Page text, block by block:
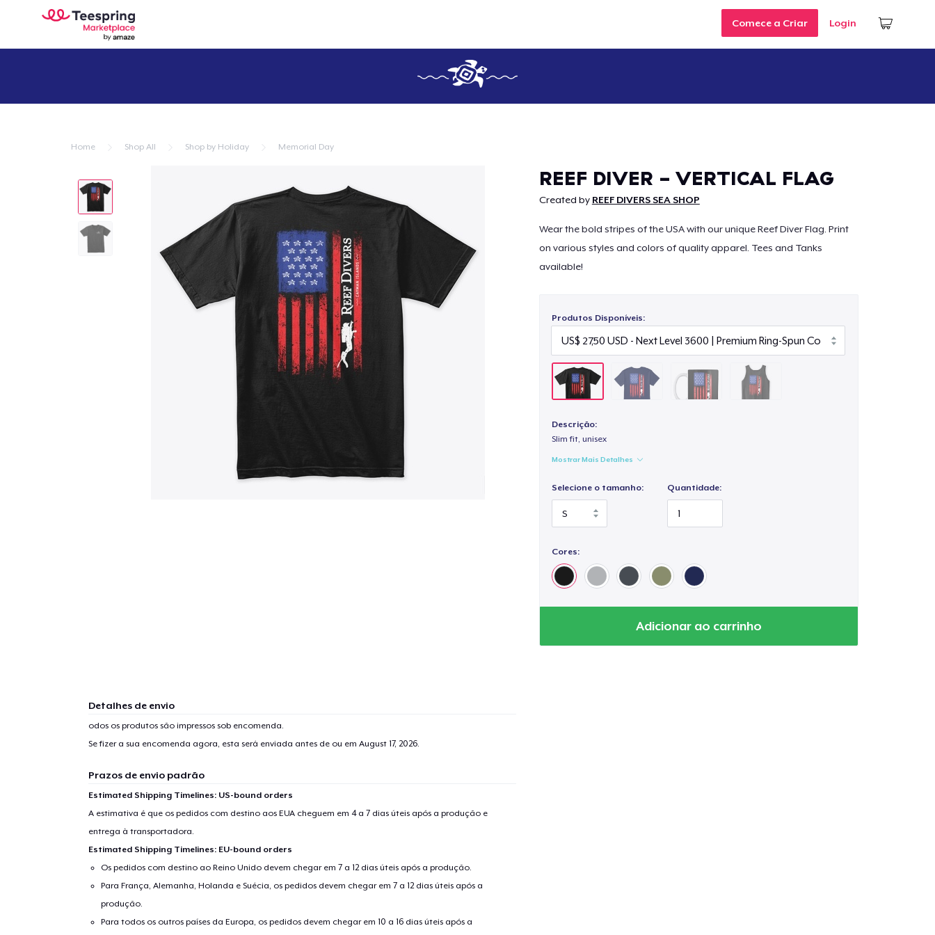
Comece a Criar Login
Home Shop All Shop by Holiday Memorial Day
REEF DIVER - VERTICAL FLAG
Created by REEF DIVERS SEA SHOP
Wear the bold stripes of the USA with our unique Reef Diver Flag. Print
on various styles and colors of quality apparel. Tees and Tanks
available!
Produtos Disponíveis:
Descrição:
Slim fit, unisex
Mostrar Mais Detalhes
Selecione o tamanho: Quantidade:
Cores:
Adicionar ao carrinho
Detalhes de envio
odos os produtos são impressos sob encomenda.
Se fizer a sua encomenda agora, esta será enviada antes de ou em August 17, 2026.
Prazos de envio padrão
Estimated Shipping Timelines: US-bound orders
A estimativa é que os pedidos com destino aos EUA cheguem em 4 a 7 dias úteis após a produção e
entrega à transportadora.
Estimated Shipping Timelines: EU-bound orders
Os pedidos com destino ao Reino Unido devem chegar em 7 a 12 dias úteis após a produção.
Para França, Alemanha, Holanda e Suécia, os pedidos devem chegar em 7 a 12 dias úteis após a
produção.
Para todos os outros países da Europa, os pedidos devem chegar em 10 a 16 dias úteis após a
Classic Crew Neck T-Shirt